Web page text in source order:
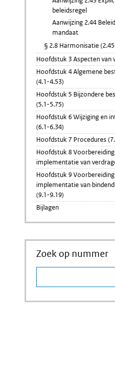
beleidsregel
Aanwijzing 2.44
mandaat
§ 2.8 Harmonisatie
Hoofdstuk 3 Aspecten van
Hoofdstuk 4 Algemene
(4.1-4.53)
Hoofdstuk 5 Bijzondere
(5.1-5.75)
Hoofdstuk 6 Wijziging en
(6.1-6.34)
Hoofdstuk 7 Procedures
Hoofdstuk 8
implementatie van
Hoofdstuk 9
implementatie van
(9.1-9.19)
Bijlagen
Zoek op nummer